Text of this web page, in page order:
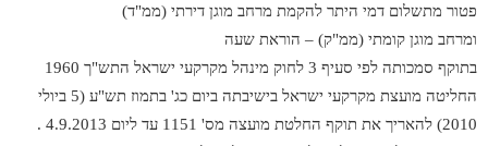
פטור מתשלום דמי היתר להקמת מרחב מוגן דירתי (ממ"ד)
ומרחב מוגן קומתי (ממ"ק) – הוראת שעה
בתוקף סמכותה לפי סעיף 3 לחוק מינהל מקרקעי ישראל התש"ך 1960
החליטה מועצת מקרקעי ישראל בישיבתה ביום כג' בתמוז תש"ע (5 ביולי
2010) להאריך את תוקף החלטת מועצה מס' 1151 עד ליום 4.9.2013 .